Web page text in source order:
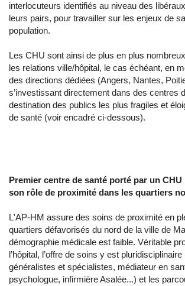
interlocuteurs identifiés au niveau des
leurs pairs, pour travailler sur les enjeux de
population.
Les CHU sont ainsi de plus en plus
les relations ville/hôpital, le cas échéant, en
des directions dédiées (Angers, Nantes,
s’investissant directement dans des centres
destination des publics les plus fragiles et
de santé (voir encadré ci-dessous).
Premier centre de santé porté par un CHU
son rôle de proximité dans les quartiers
L'AP-HM assure des soins de proximité en
quartiers défavorisés du nord de la ville de
démographie médicale est faible. Véritable
l’hôpital, l’offre de soins y est
généralistes et spécialistes, médiateur en
psychologue, infirmière Asalée...) et les